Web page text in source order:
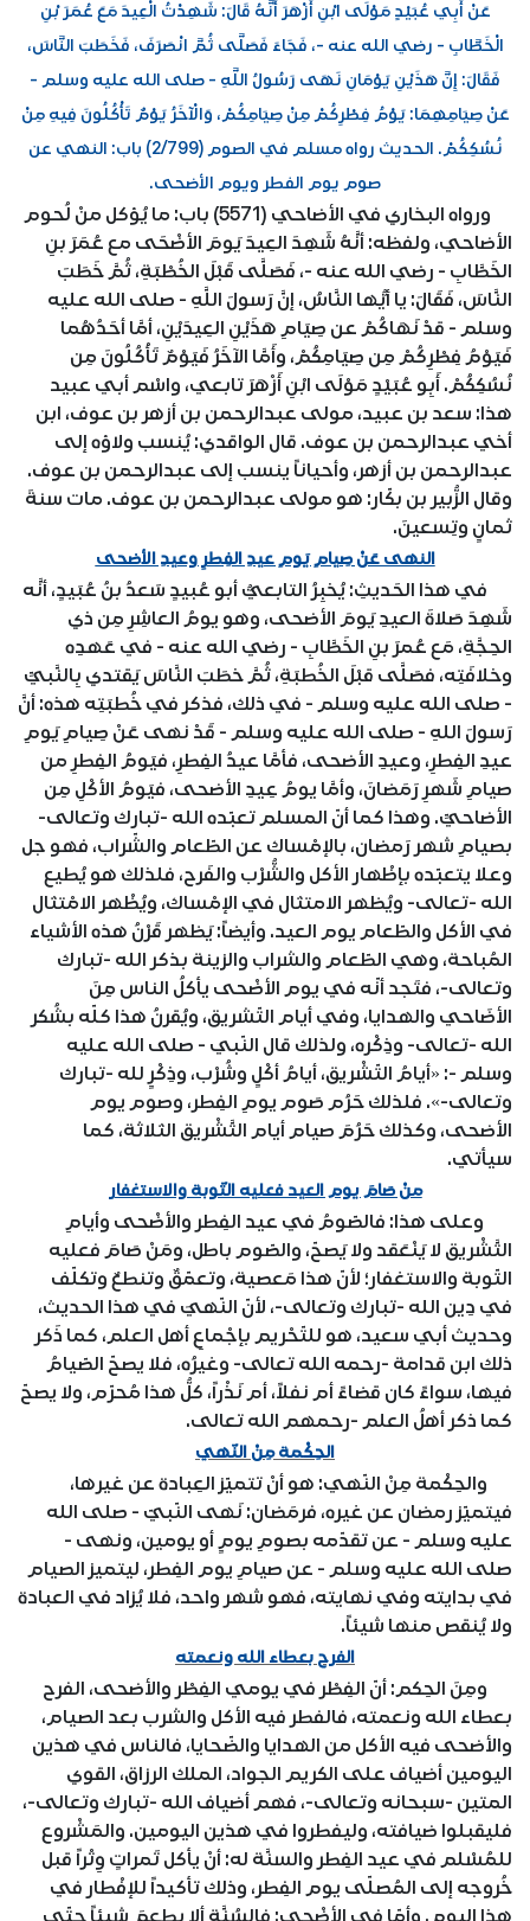
عَنْ أَبِي عُبَيْدٍ مَوْلَى ابْنِ أَزْهَرَ أَنَّهُ قَالَ: شَهِدْتُ الْعِيدَ مَعَ عُمَرَ بْنِ
الْخَطَّابِ - رضي الله عنه -، فَجَاءَ فَصَلَّى ثُمَّ انْصَرَفَ، فَخَطَبَ النَّاسَ،
فَقَالَ: إِنَّ هَذَيْنِ يَوْمَانِ نَهَى رَسُولُ اللَّهِ - صلى الله عليه وسلم -
عَنْ صِيَامِهِمَا: يَوْمُ فِطْرِكُمْ مِنْ صِيَامِكُمْ، وَالْآخَرُ يَوْمٌ تَأْكُلُونَ فِيهِ مِنْ
نُسُكِكُمْ. الحديث رواه مسلم في الصوم (2/799) باب: النهي عن
صوم يوم الفطر ويوم الأضحى.
ورواه البخاري في الأضاحي (5571) باب: ما يُؤكل منْ لُحوم
الأضاحي، ولفظه: أنَّهُ شَهِدَ العِيدَ يَومَ الأضْحَى مع عُمَرَ بنِ
الخَطَّابِ - رضي الله عنه -، فَصَلَّى قَبْلَ الخُطْبَةِ، ثُمَّ خَطَبَ
النَّاسَ، فَقَالَ: يا أيُّها النَّاسُ، إنَّ رَسولَ اللَّهِ - صلى الله عليه
وسلم - قدْ نَهَاكُمْ عن صِيَامِ هَذَيْنِ العِيدَيْنِ، أمَّا أحَدُهُما
فَيَوْمُ فِطْرِكُمْ مِن صِيَامِكُمْ، وأَمَّا الآخَرُ فَيَوْمٌ تَأْكُلُونَ مِن
نُسُكِكُمْ. أَبِو عُبَيْدٍ مَوْلَى ابْنِ أَزْهَرَ تابعي، واسْم أبي عبيد
هذا: سعد بن عبيد، مولى عبدالرحمن بن أزهر بن عوف، ابن
أخي عبدالرحمن بن عوف. قال الواقدي: يُنسب ولاؤه إلى
عبدالرحمن بن أزهر، وأحياناً ينسب إلى عبدالرحمن بن عوف.
وقال الزُّبير بن بكّار: هو مولى عبدالرحمن بن عوف. مات سنةَ
ثمانٍ وتِسعينَ.
النهى عَنْ صِيامِ يَومِ عيدِ الفِطرِ وعيدِ الأضحى
في هذا الحَديثِ: يُخبِرُ التابعيُّ أبو عُبيدٍ سَعدُ بنُ عُبَيدٍ، أنَّه
شَهِدَ صَلاةَ العيدِ يَومَ الأضحى، وهو يومُ العاشِرِ مِن ذي
الحِجَّةِ، مَع عُمرَ بنِ الخَطَّابِ - رضي الله عنه - في عَهدِه
وخلافَتِه، فصَلَّى قبْلَ الخُطبَةِ، ثُمَّ خطَبَ النَّاسَ يَقتدي بِالنَّبيِّ
- صلى الله عليه وسلم - في ذلك، فذكر في خُطبَتِه هذه: أنَّ
رَسولَ اللهِ - صلى الله عليه وسلم - قَدْ نهى عَنْ صِيامِ يَومِ
عيدِ الفِطرِ، وعيدِ الأضحى، فأمَّا عيدُ الفِطرِ، فيَومُ الفِطرِ من
صيامِ شَهرِ رَمَضانَ، وأمَّا يومُ عِيدِ الأضحى، فيَومُ الأكْلِ مِن
الأضاحيِّ. وهذا كما أنّ المسلم تعبّده الله -تبارك وتعالى-
بصيامِ شهر رَمضان، بالإمْساك عن الطّعام والشّراب، فهو جل
وعلا يتعبّده بإظْهار الأكل والشُّرْب والفَرح، فلذلك هو يُطيع
الله -تعالى- ويُظهر الامتثال في الإمْساك، ويُظْهر الامْتثال
في الأكل والطّعام يوم العيد. وأيضاً: يَظهر قَرْنُ هذه الأشياء
المُباحة، وهي الطّعام والشراب والزينة بذكر الله -تبارك
وتعالى-، فتَجد أنّه في يوم الأضْحى يأكلُ الناس مِنَ
الأضَاحي والهدايا، وفي أيام التّشريق، ويُقرنُ هذا كلّه بشُكر
الله -تعالى- وذِكْره، ولذلك قال النّبي - صلى الله عليه
وسلم -: «أيامُ التّشْريق، أيامُ أكْلٍ وشُرْب، وذِكْرٍ لله -تبارك
وتعالى-». فلذلك حَرُم صَوم يومِ الفِطر، وصوم يوم
الأضحى، وكذلك حَرُمَ صيام أيام التَّشْريق الثلاثة، كما
سيأتي.
منْ صَامَ يوم العيد فعليه التّوبة والاستغفار
وعلى هذا: فالصّومُ في عيد الفِطر والأضْحى وأيامِ
التَّشْريق لا يَنْعَقد ولا يَصحّ، والصّوم باطل، ومَنْ صَامَ فعليه
التّوبة والاستغفار؛ لأنّ هذا مَعصية، وتعمّقٌ وتنطعٌ وتكلّف
في دِين الله -تبارك وتعالى-، لأنّ النّهيَ في هذا الحديث،
وحديث أبي سعيد، هو للتّحْريم بإجْماعِ أهل العلم، كما ذَكر
ذلك ابن قدامة -رحمه الله تعالى- وغيرُه، فلا يصحّ الصّيامُ
فيها، سواءً كان قضاءً أم نفلاً، أم نَذْراً، كلُّ هذا مُحرّم، ولا يصحّ
كما ذكر أهلُ العلم -رحمهم الله تعالى.
الحِكْمة مِنْ النّهي
والحِكْمة مِنْ النّهي: هو أنْ تتميّز العِبادة عن غيرها،
فيتميّز رمضان عن غيره، فرمَضان: نَهى النّبيّ - صلى الله
عليه وسلم - عن تقدّمه بصومِ يومٍ أو يومين، ونهى -
صلى الله عليه وسلم - عن صيامِ يوم الفِطر، ليتميز الصيام
في بدايته وفي نهايته، فهو شهر واحد، فلا يُزاد في العبادة
ولا يُنقص منها شيئاً.
الفرح بعطاء الله ونعمته
ومِنَ الحِكم: أنّ الفِطْر في يومي الفِطْر والأضحى، الفرح
بعطاء الله ونعمته، فالفطر فيه الأكل والشرب بعد الصيام،
والأضحى فيه الأكل من الهدايا والضّحايا، فالناس في هذين
اليومين أضياف على الكريم الجواد، الملك الرزاق، القوي
المتين -سبحانه وتعالى-، فهم أضياف الله -تبارك وتعالى-،
فليقبلوا ضيافته، وليفطروا في هذين اليومين. والمَشْروع
للمُسْلم في عيد الفِطر والسنَّة له: أنْ يأكل تَمراتٍ وِتْراً قبل
خُروجه إلى المُصلّى يوم الفِطر، وذلك تأكيداً للإفْطار في